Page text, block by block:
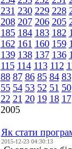
231 230 229 228
208 207 206 205
185 184 183 182
162 161 160 159
139 138 137 136
115 114 113 112
88 87 86 85 84 83
55 54 53 52 51 50
22 21 20 19 18 17
2005
Як стати
2015-12-23 04:30:13